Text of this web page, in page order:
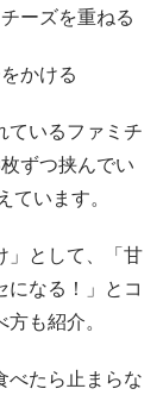
ーズを重ねる
かける
ているファミチ
ずつ挟んでい
います。
」として、「甘
なる！」とコ
も紹介。
べたら止まらな